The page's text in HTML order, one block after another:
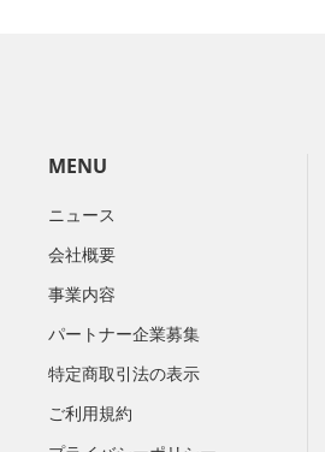
MENU
ニュース
会社概要
​事業内容
パートナー企業募集
特定商取引法の表示
ご利用規約